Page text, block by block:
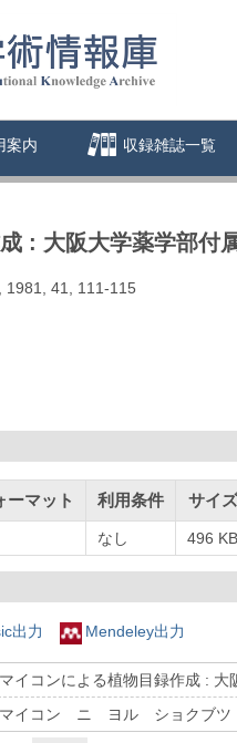
案内 収録雑誌一覧
: 大阪大学薬学部付
1981, 41, 111-115
ーマット 利用条件 サイズ
なし 496 KB
出力 Mendeley出力
マイコンによる植物目録作成 : 大
マイコン ニ ヨル ショクブ